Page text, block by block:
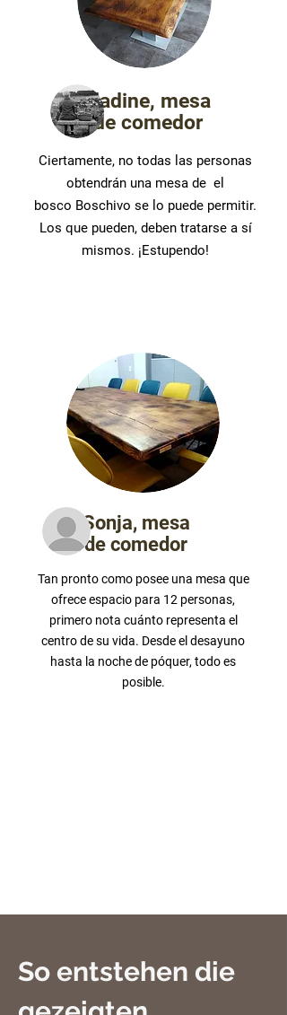
Nadine, mesa
de comedor
Ciertamente, no todas las personas
obtendrán una mesa de el
bosco Boschivo se lo puede permitir.
Los que pueden, deben tratarse a sí
mismos. ¡Estupendo!
Sonja, mesa
de comedor
Tan pronto como posee una mesa que
ofrece espacio para 12 personas,
primero nota cuánto representa el
centro de su vida. Desde el desayuno
hasta la noche de póquer, todo es
posible.
So entstehen die